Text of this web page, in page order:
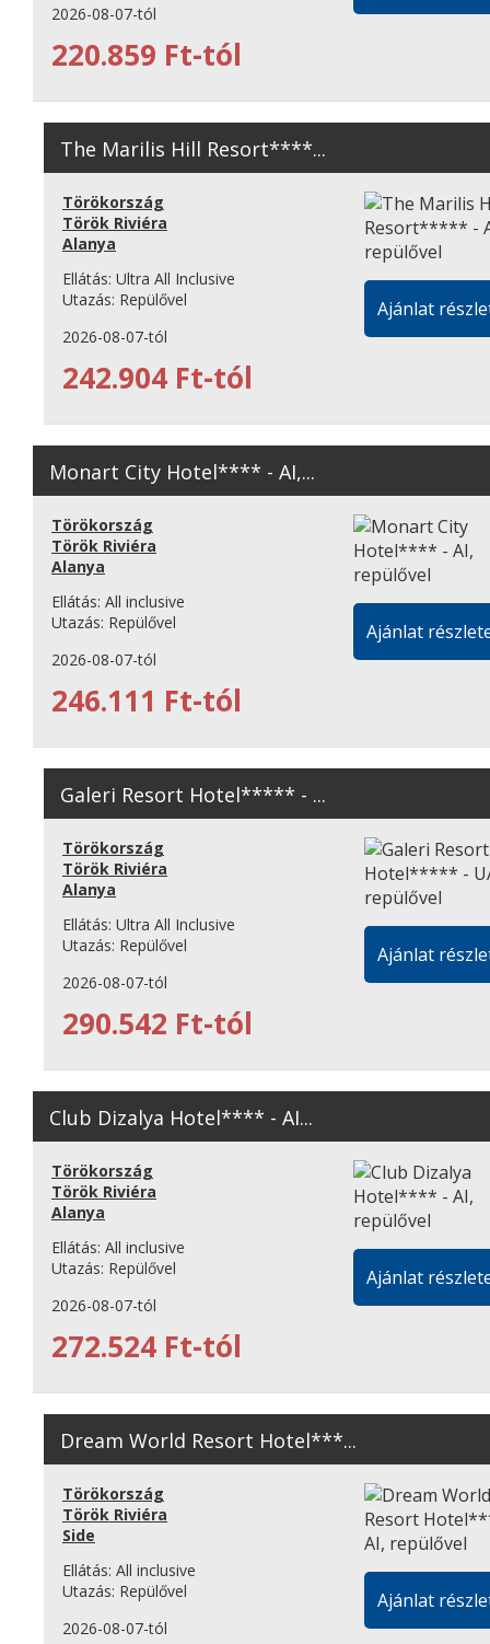
2026-08-07-tól
220.859 Ft-tól
The Marilis Hill Resort****...
Törökország
Török Riviéra
Alanya
Ellátás: Ultra All Inclusive
Utazás: Repülővel
2026-08-07-tól
242.904 Ft-tól
Ajánlat
Monart City Hotel**** - AI,...
Törökország
Török Riviéra
Alanya
Ellátás: All inclusive
Utazás: Repülővel
2026-08-07-tól
246.111 Ft-tól
Ajánlat
Galeri Resort Hotel***** - ...
Törökország
Török Riviéra
Alanya
Ellátás: Ultra All Inclusive
Utazás: Repülővel
2026-08-07-tól
290.542 Ft-tól
Ajánlat
Club Dizalya Hotel**** - AI...
Törökország
Török Riviéra
Alanya
Ellátás: All inclusive
Utazás: Repülővel
2026-08-07-tól
272.524 Ft-tól
Ajánlat
Dream World Resort Hotel***...
Törökország
Török Riviéra
Side
Ellátás: All inclusive
Utazás: Repülővel
2026-08-07-tól
Ajánlat